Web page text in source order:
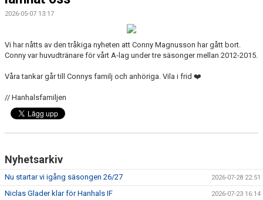
CAMPER
CUPER
PARTNERS
PARTNERBROSCHYR
KLUBBEN
2026-05-07 13:17
Vi har nåtts av den tråkiga nyheten att Conny Magnusson har gått bort.
Conny var huvudtränare för vårt A-lag under tre säsonger mellan 2012-2015.
Våra tankar går till Connys familj och anhöriga. Vila i frid ❤️
// Hanhalsfamiljen
Nyhetsarkiv
Nu startar vi igång säsongen 26/27 2026-07-28 22:51
Niclas Glader klar för Hanhals IF 2026-07-23 16:14